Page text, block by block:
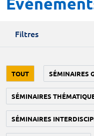
Filtres
TOUT SÉMINAIRES
SÉMINAIRES
SÉMINAIRES